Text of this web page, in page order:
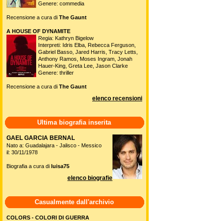
Genere: commedia
Recensione a cura di The Gaunt
A HOUSE OF DYNAMITE
Regia: Kathryn Bigelow
Interpreti: Idris Elba, Rebecca Ferguson,
Gabriel Basso, Jared Harris, Tracy Letts,
Anthony Ramos, Moses Ingram, Jonah
Hauer-King, Greta Lee, Jason Clarke
Genere: thriller
Recensione a cura di The Gaunt
elenco recensioni
Ultima biografia inserita
GAEL GARCIA BERNAL
Nato a: Guadalajara - Jalisco - Messico
il: 30/11/1978
Biografia a cura di luisa75
elenco biografie
Casualmente dall'archivio
COLORS - COLORI DI GUERRA